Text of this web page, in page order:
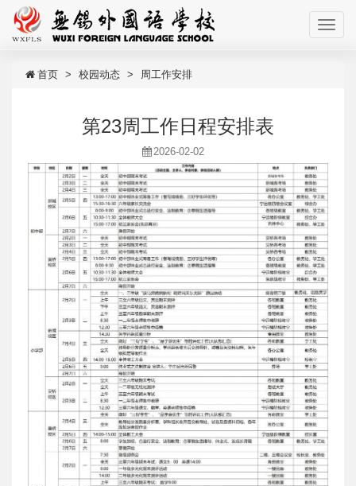
首页 校园动态 周工作安排
第23周工作日程安排表
2026-02-02